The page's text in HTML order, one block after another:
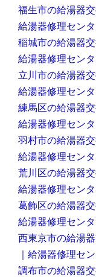
福生市の給湯器
給湯器修理セン
稲城市の給湯器
給湯器修理セン
立川市の給湯器
給湯器修理セン
練馬区の給湯器
給湯器修理セン
羽村市の給湯器
給湯器修理セン
荒川区の給湯器
給湯器修理セン
葛飾区の給湯器
給湯器修理セン
西東京市の給湯
｜給湯器修理セ
調布市の給湯器